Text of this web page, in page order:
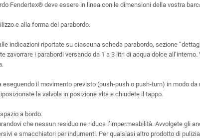
Fendertex® deve essere in linea con le dimensioni della vostra
e alla forma del parabordo.
indicazioni riportate su ciascuna scheda parabordo, sezione
i parabordi versando da 1 a 3 litri di acqua dolce
il movimento previsto (push-push o push-turn) in modo
la valvola in posizione alta e chiudete il tappo.
a bordo.
che nessun residuo ne riduca l’impermeabilità. Avvolgete gli
e smacchiatori per indumenti. Per qualsiasi altro prodotto di